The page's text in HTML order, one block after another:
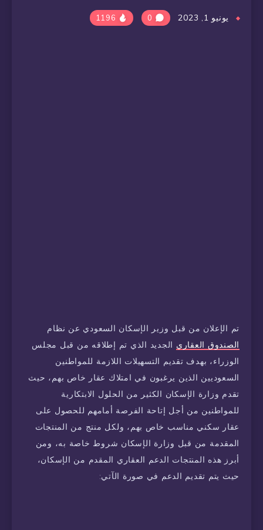
يونيو 1, 2023 0
تم الإعلان من قبل وزير الإسكان السعودي عن نظام
الصندوق العقاري الجديد الذي تم إطلاقه من قبل مجلس
الوزراء، بهدف تقديم التسهيلات اللازمة للمواطنين
السعوديين الذين يرغبون في امتلاك عقار خاص بهم، حيث
تقدم وزارة الإسكان الكثير من الحلول الابتكارية
للمواطنين من أجل إتاحة الفرصة أمامهم للحصول على
عقار سكني مناسب خاص بهم، ولكل منتج من المنتجات
المقدمة من قبل وزارة الإسكان شروط خاصة به، ومن
أبرز هذه المنتجات الدعم العقاري المقدم من الإسكان،
حيث يتم تقديم الدعم في صورة الآتي: